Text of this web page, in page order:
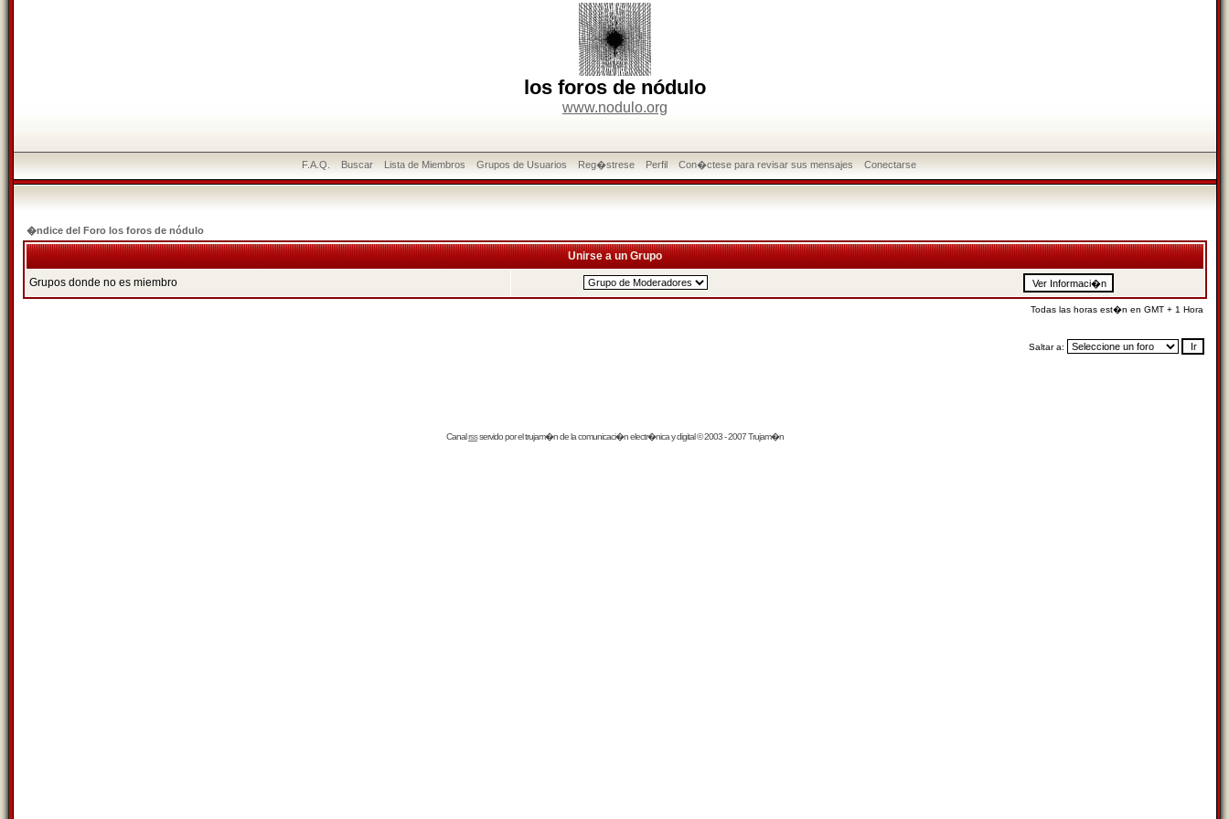
los foros de nódulo
www.nodulo.org
F.A.Q. Buscar Lista de Miembros Grupos de Usuarios Reg�strese Perfil Con�ctese para revisar sus mensajes Conectarse
�ndice del Foro los foros de nódulo
Unirse a un Grupo
Grupos donde no es miembro
Todas las horas est�n en GMT + 1 Hora
Saltar a:
Canalrssservido por eltrujam�nde la comunicaci�n electr�nica y digital © 2003 - 2007 Trujam�n